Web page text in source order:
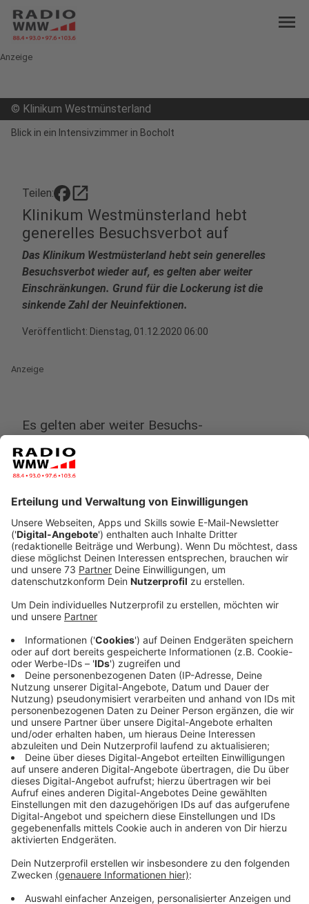
menu
Anzeige
© Klinikum Westmünsterland
Blick in ein Intensivzimmer in Bocholt
Teilen: open_in_new
Klinikum Westmünsterland hebt
generelles Besuchsverbot auf
Das Klinikum Westmüsterland hebt sein generelles
Besuchsverbot wieder auf, es gelten aber weiter
Einschränkungen. Grund für die Lockerung ist die
sinkende Zahl der Neuinfektionen.
Veröffentlicht: Dienstag, 01.12.2020 06:00
Anzeige
Es gelten aber weiter Besuchs-
Einschränkungen
Anzeige
Die Zahl der Neuinfektionen bei uns im Kreis Borken
sinkt langsam. Deshalb will das Klinikum
Westmüsterland sein generelles Besuchsverbot
aufheben. Das heißt, die Patienten dürfen bald wieder
besucht werden, allerdings nur eingeschränkt. Im
Dezember, in allen anderen Krankenhäusern des
02.Dezember 2020). Pro Tag und Patient ist
maximal ein Besucher erlaubt, der darf bis zu 30
Minuten bleiben. Wenn jemand nur wenige Tage im
Krankenhaus liegt, bittet das Klinikum
Westmünsterland darum, den Patienten wenns geht
anzurufen statt zu besuchen.
Anzeige
Die Regeln im Überblick
Anzeige
• Pro Tag und Patient ist max. ein Besucher erlaubt.